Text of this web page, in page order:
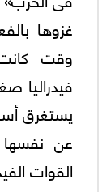
غزوها
وقت كانت
فيدراليا
يستغرق
عن
القوات